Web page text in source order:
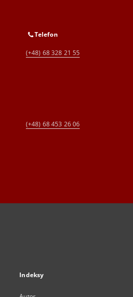
Telefon
(+48) 68 328 21 55
(+48) 68 453 26 06
Indeksy